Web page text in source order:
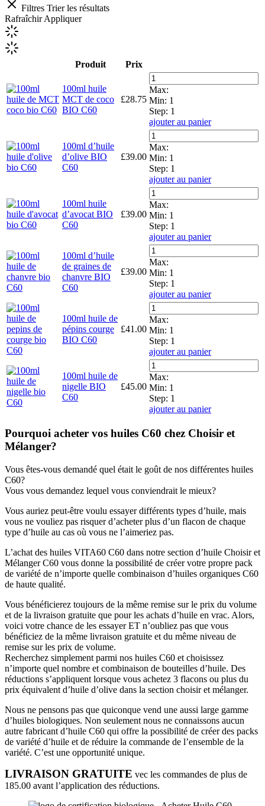
Filtres Trier les résultats
RafraîchirAppliquer
Produit Prix
100ml huile
MCT de coco
BIO C60
£28.75
Max:
Min: 1
Step: 1
ajouter au panier
100ml d’huile
d’olive BIO
C60
£39.00
Max:
Min: 1
Step: 1
ajouter au panier
100ml huile
d’avocat BIO
C60
£39.00
Max:
Min: 1
Step: 1
ajouter au panier
100ml d’huile
de graines de
chanvre BIO
C60
£39.00
Max:
Min: 1
Step: 1
ajouter au panier
100ml huile de
pépins courge
BIO C60
£41.00
Max:
Min: 1
Step: 1
ajouter au panier
100ml huile de
nigelle BIO
C60
£45.00
Max:
Min: 1
Step: 1
ajouter au panier
Pourquoi acheter vos huiles C60 chez Choisir et
Mélanger?
Vous êtes-vous demandé quel était le goût de nos différentes huiles
C60?
Vous vous demandez lequel vous conviendrait le mieux?
Vous auriez peut-être voulu essayer différents types d’huile, mais
vous ne vouliez pas risquer d’acheter plus d’un flacon de chaque
type d’huile au cas où vous ne l’aimeriez pas.
L’achat des huiles VITA60 C60 dans notre section d’huile Choisir et
Mélanger C60 vous donne la possibilité de créer votre propre pack
de variété de n’importe quelle combinaison d’huiles organiques C60
de haute qualité.
Vous bénéficierez toujours de la même remise sur le prix du volume
et de la livraison gratuite que pour les achats d’huile en vrac. Alors,
voici votre chance de les essayer ET n’oubliez pas que vous
bénéficiez de la même livraison gratuite et du même niveau de
remise sur les prix de volume.
Recherchez simplement parmi nos huiles C60 et choisissez
n’importe quel nombre et combinaison de bouteilles d’huile. Des
réductions s’appliquent lorsque vous achetez 3 flacons ou plus du
prix équivalent d’huile d’olive dans la section choisir et mélanger.
Nous ne pensons pas que quiconque vend une aussi large gamme
d’huiles biologiques. Non seulement nous ne connaissons aucun
autre fabricant d’huile C60 qui offre la possibilité de créer des packs
de variété d’huile et de réduire la commande de l’ensemble de la
variété. C’est une opportunité unique.
LIVRAISON GRATUITE vec les commandes de plus de
185.00 avant l’application des réductions.